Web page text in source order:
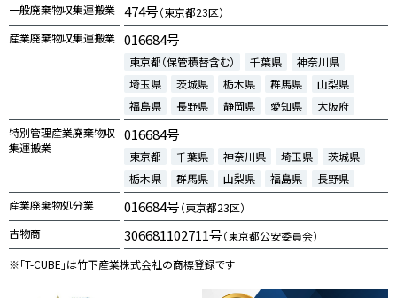
一般廃棄物収集運搬業 474号（東京都23区）
産業廃棄物収集運搬業 016684号
東京都（保管積替含む） 千葉県
神奈川県
埼玉県
茨城県 栃木県 群馬県
山梨県
福島県
長野県 静岡県 愛知県
大阪府
特別管理産業廃棄物収
集運搬業
016684号
東京都 千葉県 神奈川県 埼玉県
茨城県
栃木県
群馬県 山梨県 福島県
長野県
産業廃棄物処分業
016684号（東京都23区）
古物商
306681102711号（東京都公安委員会）
※「T-CUBE」は竹下産業株式会社の商標登録です